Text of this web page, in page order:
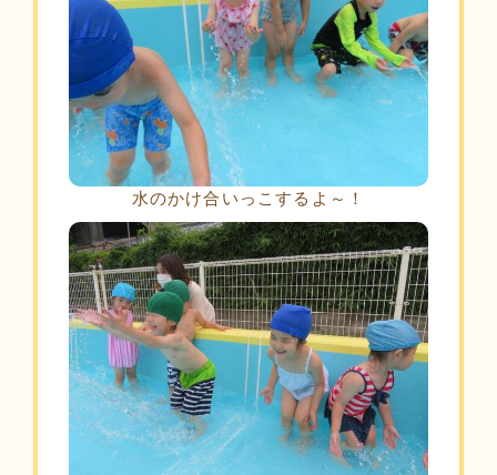
水のかけ合いっこするよ～！